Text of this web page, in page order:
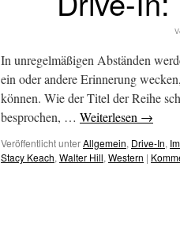
In unregelmäßigen Abständen
ein oder andere Erinnerung
können. Wie der Titel der Reihe
besprochen, … Weiterlesen →
Veröffentlicht unterAllgemein, Drive-In,
Stacy Keach, Walter Hill, Western |